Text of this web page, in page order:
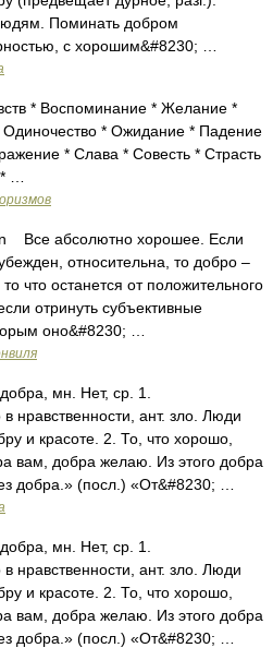
Поминать добром
с хорошим&#8230; …
* Воспоминание * Желание *
* Ожидание * Падение
* Слава * Совесть * Страсть
…
Все абсолютно хорошее. Если
относительна, то добро –
что останется от положительного
отринуть субъективные
оно&#8230; …
мн. Нет, ср. 1.
нравственности, ант. зло. Люди
и красоте. 2. То, что хорошо,
вам, добра желаю. Из этого добра
добра.» (посл.) «От&#8230; …
мн. Нет, ср. 1.
нравственности, ант. зло. Люди
и красоте. 2. То, что хорошо,
вам, добра желаю. Из этого добра
добра.» (посл.) «От&#8230; …